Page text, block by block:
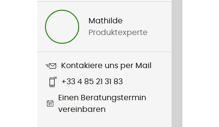
Falke Sk2 Women
Verstärkung
Mathilde
Produktexperte
Kontakiere uns per Mail
+33 4 85 21 31 83
Einen Beratungstermin
vereinbaren